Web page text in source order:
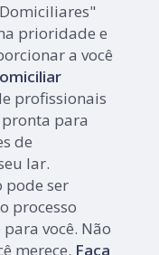
prioridade e
a você
profissionais
para
de
lar.
pode ser
processo
você. Não
merece. Faça